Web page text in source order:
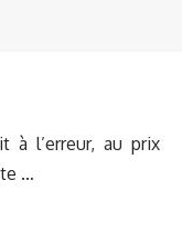
à l’erreur, au prix
…